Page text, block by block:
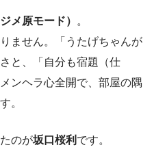
メ原モード）
。
ません。「うたげちゃんが
と、「自分も宿題（仕
ンヘラ心全開で、部屋の隅
。
のが坂口桜利 です。